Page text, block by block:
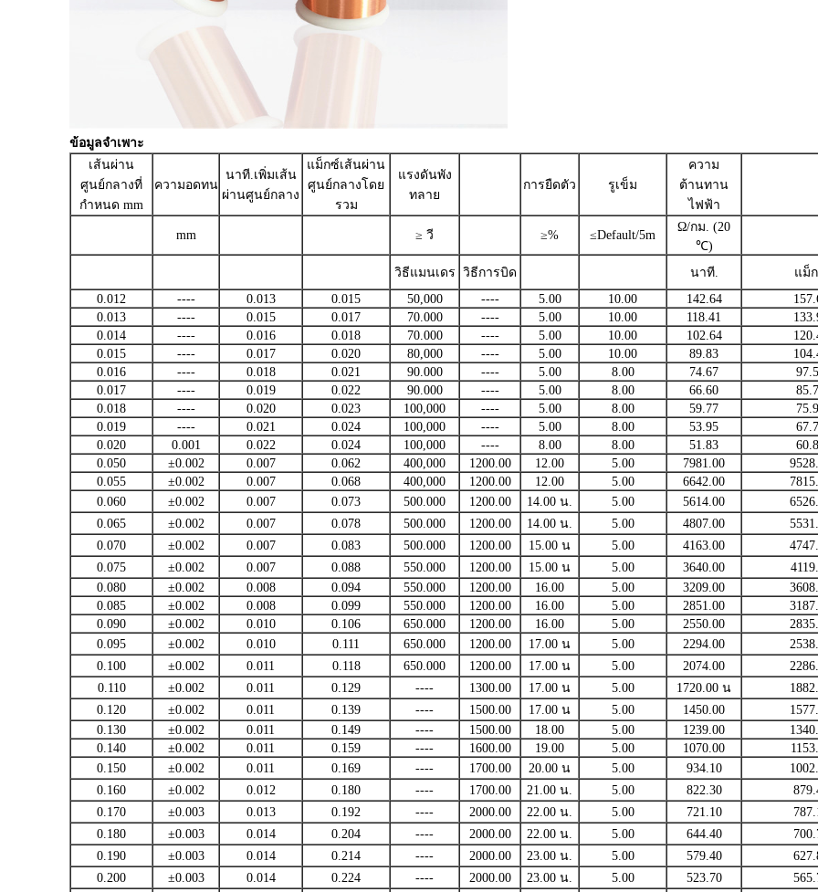
ข้อมูลจำเพาะ
เส้นผ่าน
ศูนย์กลางที่
กำหนด mm
ความอดทน
นาที.เพิ่มเส้น
ผ่านศูนย์กลาง
แม็กซ์เส้นผ่าน
ศูนย์กลางโดย
รวม
แรงดันพัง
ทลาย
การยืดตัว รูเข็ม
ความ
ต้านทาน
ไฟฟ้า
mm ≥ วี ≥% ≤Default/5m
Ω/กม. (20
℃)
วิธีแมนเดร วิธีการบิด นาที.
แม็
0.012
---- 0.013 0.015 50,000 ---- 5.00 10.00 142.64
0.013
---- 0.015 0.017 70.000 ---- 5.00 10.00 118.41
0.014
---- 0.016 0.018 70.000 ---- 5.00 10.00 102.64
0.015
---- 0.017 0.020 80,000 ---- 5.00 10.00 89.83
0.016
---- 0.018 0.021 90.000 ---- 5.00 8.00 74.67
0.017
---- 0.019 0.022 90.000 ---- 5.00 8.00 66.60
0.018
---- 0.020 0.023 100,000 ---- 5.00 8.00 59.77
0.019
---- 0.021 0.024 100,000 ---- 5.00 8.00 53.95
0.020
0.001 0.022 0.024 100,000 ---- 8.00 8.00 51.83
0.050
±0.002 0.007 0.062 400,000 1200.00 12.00 5.00 7981.00
0.055
±0.002 0.007 0.068 400,000 1200.00 12.00 5.00 6642.00
0.060
±0.002 0.007 0.073 500.000 1200.00 14.00 น. 5.00 5614.00
0.065
±0.002 0.007 0.078 500.000 1200.00 14.00 น. 5.00 4807.00
0.070
±0.002 0.007 0.083 500.000 1200.00 15.00 น 5.00 4163.00
0.075
±0.002 0.007 0.088 550.000 1200.00 15.00 น 5.00 3640.00
0.080
±0.002 0.008 0.094 550.000 1200.00 16.00 5.00 3209.00
0.085
±0.002 0.008 0.099 550.000 1200.00 16.00 5.00 2851.00
0.090
±0.002 0.010 0.106 650.000 1200.00 16.00 5.00 2550.00
0.095
±0.002 0.010 0.111 650.000 1200.00 17.00 น 5.00 2294.00
0.100
±0.002 0.011 0.118 650.000 1200.00 17.00 น 5.00 2074.00
0.110
±0.002 0.011 0.129 ---- 1300.00 17.00 น 5.00 1720.00 น
0.120
±0.002 0.011 0.139 ---- 1500.00 17.00 น 5.00 1450.00
0.130
±0.002 0.011 0.149 ---- 1500.00 18.00 5.00 1239.00
0.140
±0.002 0.011 0.159 ---- 1600.00 19.00 5.00 1070.00
0.150
±0.002 0.011 0.169 ---- 1700.00 20.00 น 5.00 934.10
0.160
±0.002 0.012 0.180 ---- 1700.00 21.00 น. 5.00 822.30
0.170
±0.003 0.013 0.192 ---- 2000.00 22.00 น. 5.00 721.10
0.180
±0.003 0.014 0.204 ---- 2000.00 22.00 น. 5.00 644.40
0.190
±0.003 0.014 0.214 ---- 2000.00 23.00 น. 5.00 579.40
0.200
±0.003 0.014 0.224 ---- 2000.00 23.00 น. 5.00 523.70